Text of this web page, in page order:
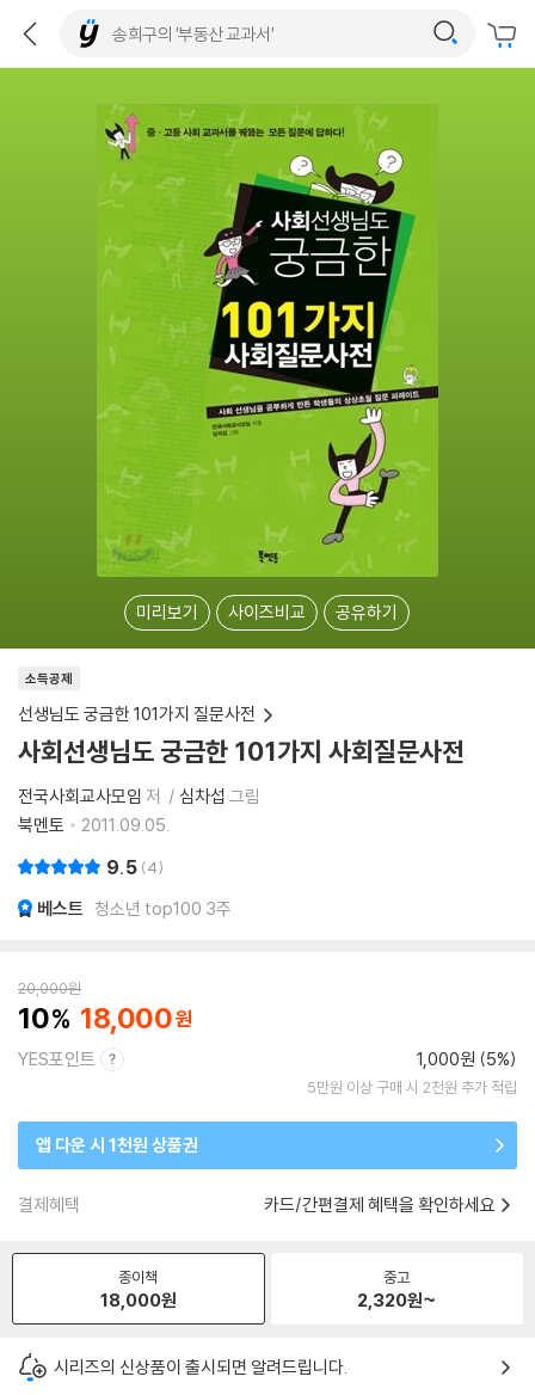
미리보기 사이즈비교 공유하기
소득공제
선생님도 궁금한 101가지 질문사전
사회선생님도 궁금한 101가지 사회질문사전
전국사회교사모임 저 심차섭 그림
북멘토
2011.09.05.
9.5 4
베스트 청소년 top100 3주
20,000원
10 18,000
YES포인트 1,000원 (5%)
5만원 이상 구매 시 2천원 추가 적립
앱 다운 시 1천원 상품권
결제혜택 카드/간편결제 혜택을 확인하세요
종이책
18,000원
중고
2,320원~
시리즈의 신상품이 출시되면 알려드립니다.